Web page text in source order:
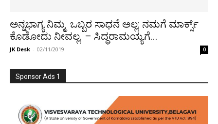
ಅನ್ನಭಾಗ್ಯ ನಿಮ್ಮ ಒಬ್ಬರ ಸಾಧನೆ ಅಲ್ಲ: ನಮಗೆ ಮಾರ್ಕ್ಸ್
ಕೊಡೋದು ನೀವಲ್ಲ. – ಸಿದ್ಧರಾಮಯ್ಯಗೆ...
JK Desk - 02/11/2019 0
Sponsor Ads 1